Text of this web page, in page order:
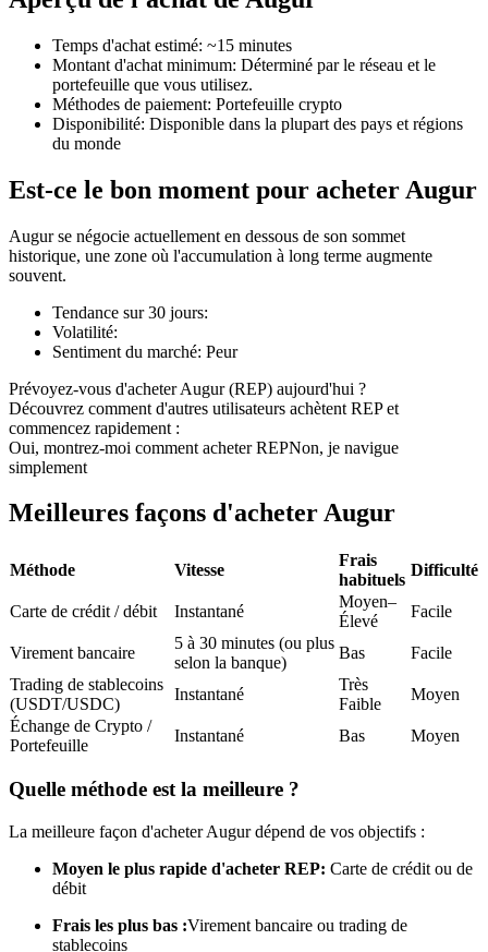
Futures COIN-M
Contrats à terme sur crypto-monnaie
TradFi
Produits dérivés sur actions, forex, métaux précieux et matières
Futures USDC
Temps d'achat estimé: ~15 minutes
Montant d'achat minimum: Déterminé par le réseau et le
portefeuille que vous utilisez.
Méthodes de paiement: Portefeuille crypto
Disponibilité: Disponible dans la plupart des pays et régions
du monde
Est-ce le bon moment pour acheter Augur
Augur se négocie actuellement en dessous de son sommet
historique, une zone où l'accumulation à long terme augmente
souvent.
Tendance sur 30 jours:
Volatilité:
Sentiment du marché: Peur
Prévoyez-vous d'acheter Augur (REP) aujourd'hui ?
Découvrez comment d'autres utilisateurs achètent REP et
commencez rapidement :
Oui, montrez-moi comment acheter REPNon, je navigue
simplement
Meilleures façons d'acheter Augur
Méthode Vitesse
Frais
habituels
Difficulté
Carte de crédit / débit Instantané
Moyen–
Élevé
Facile
Virement bancaire
5 à 30 minutes (ou plus
selon la banque)
Bas
Facile
Trading de stablecoins
(USDT/USDC)
Instantané
Très
Faible
Moyen
Échange de Crypto /
Portefeuille
Instantané Bas Moyen
Quelle méthode est la meilleure ?
La meilleure façon d'acheter Augur dépend de vos objectifs :
Moyen le plus rapide d'acheter REP: Carte de crédit ou de
débit
Frais les plus bas :Virement bancaire ou trading de
stablecoins